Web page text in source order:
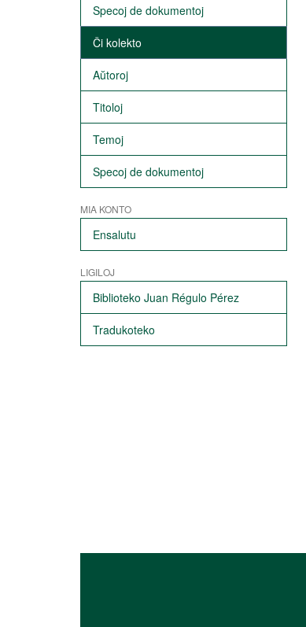
Specoj de dokumentoj
Ĉi kolekto
Aŭtoroj
Titoloj
Temoj
Specoj de dokumentoj
MIA KONTO
Ensalutu
LIGILOJ
Biblioteko Juan Régulo Pérez
Tradukoteko